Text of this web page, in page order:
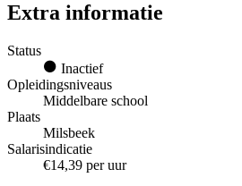
Extra informatie
Status
Inactief
Opleidingsniveaus
Middelbare school
Plaats
Milsbeek
Salarisindicatie
€14,39 per uur